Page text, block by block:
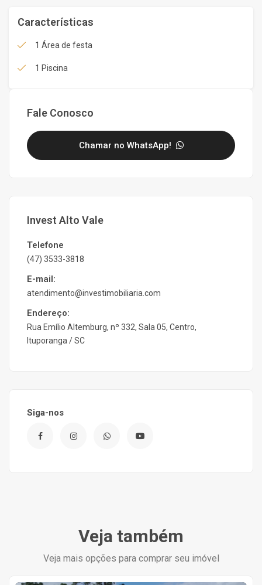
Características
1 Área de festa
1 Piscina
Fale Conosco
Chamar no WhatsApp!
Invest Alto Vale
Telefone
(47) 3533-3818
E-mail:
atendimento@investimobiliaria.com
Endereço:
Rua Emílio Altemburg, nº 332, Sala 05, Centro,
Ituporanga / SC
Siga-nos
Veja também
Veja mais opções para comprar seu imóvel